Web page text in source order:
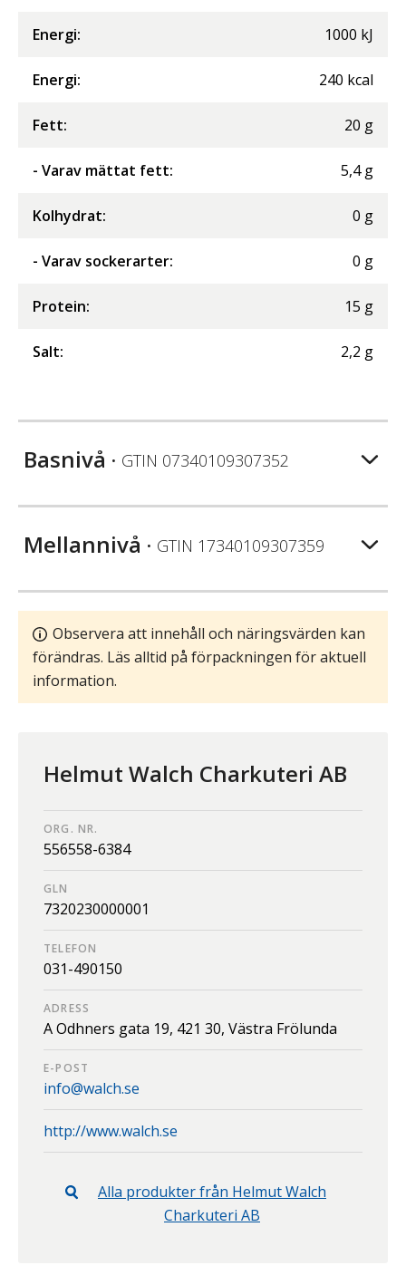
Energi: 1000 kJ
Energi: 240 kcal
Fett: 20 g
- Varav mättat fett: 5,4 g
Kolhydrat: 0 g
- Varav sockerarter: 0 g
Protein: 15 g
Salt: 2,2 g
Basnivå • GTIN 07340109307352
Mellannivå • GTIN 17340109307359
Observera att innehåll och näringsvärden kan
förändras. Läs alltid på förpackningen för aktuell
information.
Helmut Walch Charkuteri AB
ORG. NR.
556558-6384
GLN
7320230000001
TELEFON
031-490150
ADRESS
A Odhners gata 19, 421 30, Västra Frölunda
E-POST
info@walch.se
http://www.walch.se
Alla produkter från Helmut Walch
Charkuteri AB